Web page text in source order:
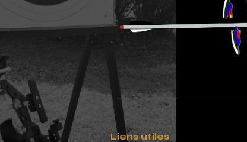
Liens utiles